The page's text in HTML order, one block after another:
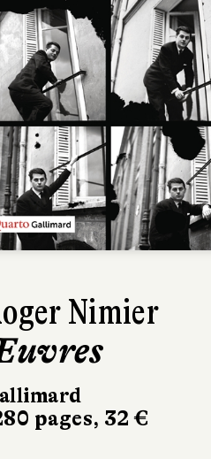
Nimier
pages, 32 €
Gilles
Sur les
vie
Minuit